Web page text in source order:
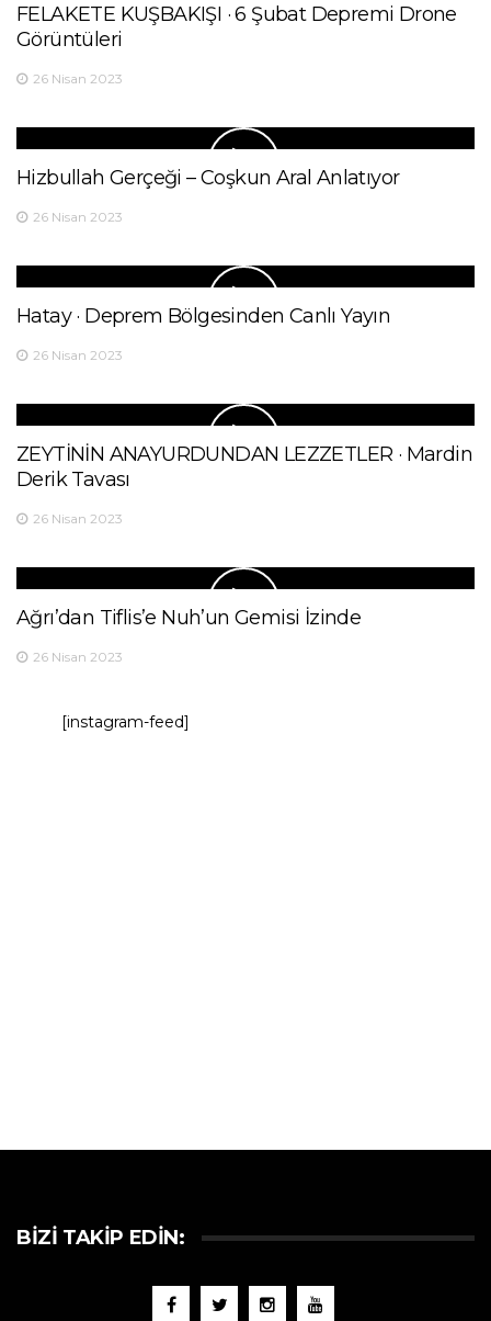
FELAKETE KUŞBAKIŞI · 6 Şubat Depremi Drone
Görüntüleri
26 Nisan 2023
Hizbullah Gerçeği – Coşkun Aral Anlatıyor
26 Nisan 2023
Hatay · Deprem Bölgesinden Canlı Yayın
26 Nisan 2023
ZEYTİNİN ANAYURDUNDAN LEZZETLER · Mardin
Derik Tavası
26 Nisan 2023
Ağrı’dan Tiflis’e Nuh’un Gemisi İzinde
26 Nisan 2023
[instagram-feed]
BIZI TAKIP EDIN: